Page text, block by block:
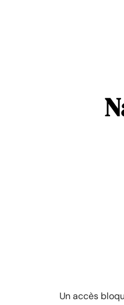
Un accès